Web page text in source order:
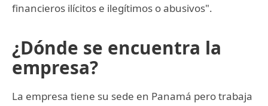
financieros ilícitos e ilegítimos o abusivos".
¿Dónde se encuentra la
empresa?
La empresa tiene su sede en Panamá pero trabaja